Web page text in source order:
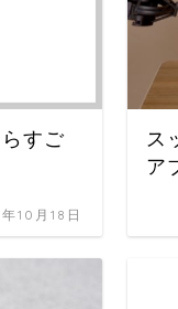
すご
10月18日
ス
ア